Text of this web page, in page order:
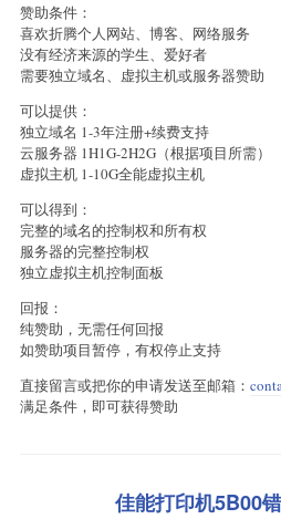
赞助条件：
喜欢折腾个人网站、博客、网络服务
没有经济来源的学生、爱好者
需要独立域名、虚拟主机或服务器赞助
可以提供：
独立域名 1-3年注册+续费支持
云服务器 1H1G-2H2G（根据项目所需）
虚拟主机 1-10G全能虚拟主机
可以得到：
完整的域名的控制权和所有权
服务器的完整控制权
独立虚拟主机控制面板
回报：
纯赞助，无需任何回报
如赞助项目暂停，有权停止支持
直接留言或把你的申请发送至邮箱：
满足条件，即可获得赞助
佳能打印机5B00